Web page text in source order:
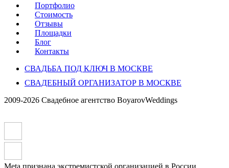
Портфолио
Стоимость
Отзывы
Площадки
Блог
Контакты
СВАДЬБА ПОД КЛЮЧ В МОСКВЕ
СВАДЕБНЫЙ ОРГАНИЗАТОР В МОСКВЕ
2009-2026 Свадебное агентство BoyarovWeddings
Meta признана экстремистской организацией в России